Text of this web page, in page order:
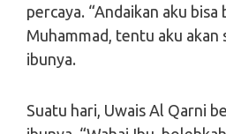
percaya. “Andaikan aku bisa
Muhammad, tentu aku akan
ibunya.
Suatu hari, Uwais Al Qarni